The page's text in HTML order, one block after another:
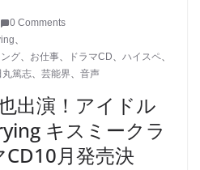
0 Comments
、
グ、 お仕事、 ドラマCD、 ハイスペ、
丸篤志、 芸能界、 音声
出演！アイドル
キスミークラ
月発売決